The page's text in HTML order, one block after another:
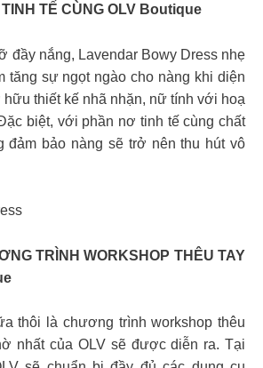
TẾ CÙNG OLV Boutique
đầy nắng, Lavendar Bowy Dress nhẹ
tăng sự ngọt ngào cho nàng khi diện
hữu thiết kế nhã nhặn, nữ tính với hoạ
biệt, với phần nơ tinh tế cùng chất
đảm bảo nàng sẽ trở nên thu hút vô
TRÌNH WORKSHOP THÊU TAY
thôi là chương trình workshop thêu
nhất của OLV sẽ được diễn ra. Tại